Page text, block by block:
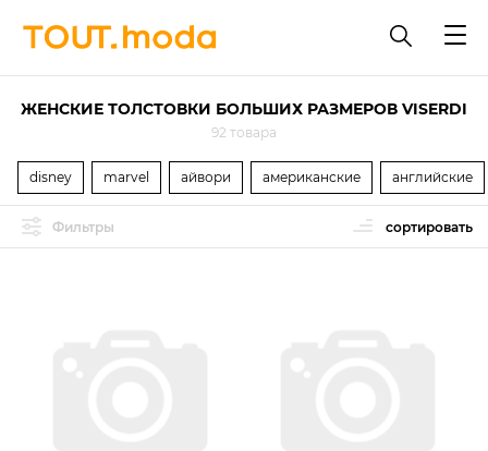
ЖЕНСКИЕ ТОЛСТОВКИ БОЛЬШИХ РАЗМЕРОВ VISERDI
92 товара
disney marvel айвори американские английские
Фильтры сортировать